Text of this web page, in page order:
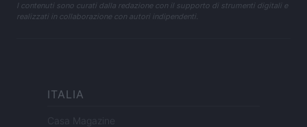
I contenuti sono curati dalla redazione con il supporto di strumenti digitali e
realizzati in collaborazione con autori indipendenti.
ITALIA
Casa Magazine